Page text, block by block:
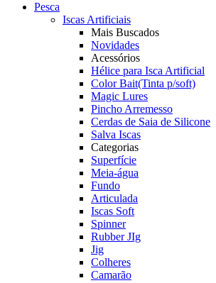
Pesca
Iscas Artificiais
Mais Buscados
Novidades
Acessórios
Hélice para Isca Artificial
Color Bait(Tinta p/soft)
Magic Lures
Pincho Arremesso
Cerdas de Saia de Silicone
Salva Iscas
Categorias
Superfície
Meia-água
Fundo
Articulada
Iscas Soft
Spinner
Rubber JIg
Jig
Colheres
Camarão